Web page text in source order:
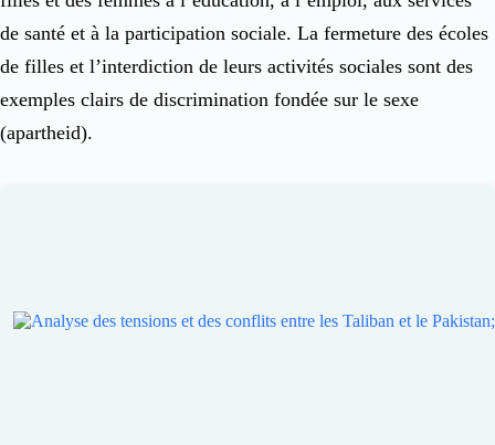
de santé et à la participation sociale. La fermeture des écoles
de filles et l’interdiction de leurs activités sociales sont des
exemples clairs de discrimination fondée sur le sexe
(apartheid).